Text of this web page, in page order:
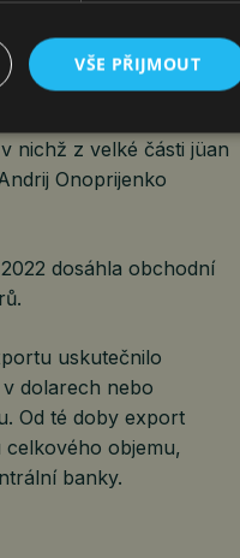
nichž z velké části jüan
Onoprijenko
dosáhla obchodní
uskutečnilo
dolarech nebo
Od té doby export
objemu,
banky.
VŠE PŘIJMOUT